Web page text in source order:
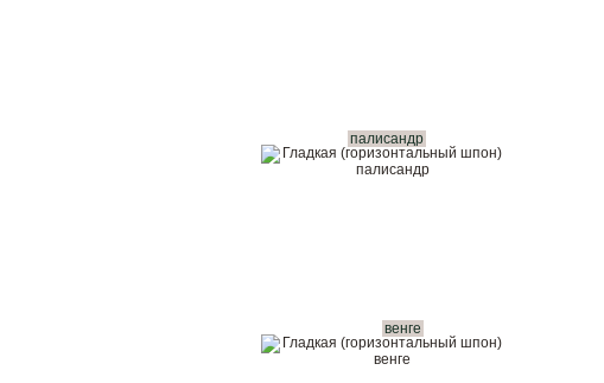
палисандр
венге